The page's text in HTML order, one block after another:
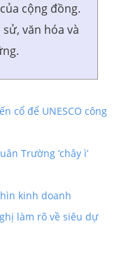
cộng đồng.
văn hóa và
cổ để UNESCO công
Trường ‘chây ì’
kinh doanh
làm rõ về siêu dự